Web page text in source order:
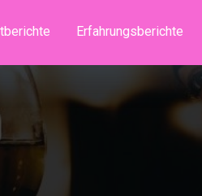
Erfahrungsberichte